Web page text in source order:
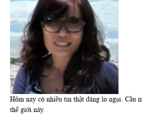
Hôm nay có nhiều tin thật đáng lo ngại. Cầu
thế giới này.